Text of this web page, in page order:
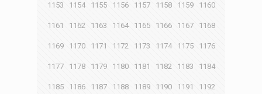
1153 1154 1155 1156 1157 1158 1159 1160
1161 1162 1163 1164 1165 1166 1167 1168
1169 1170 1171 1172 1173 1174 1175 1176
1177 1178 1179 1180 1181 1182 1183 1184
1185 1186 1187 1188 1189 1190 1191 1192